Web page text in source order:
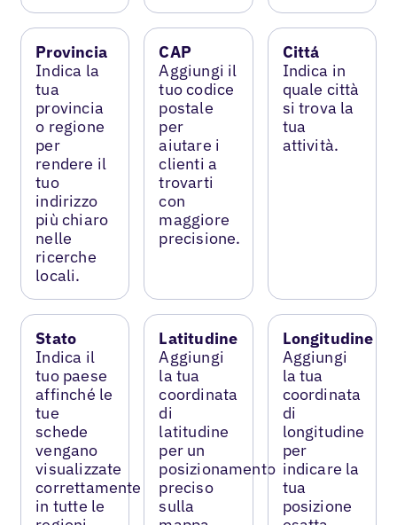
Provincia
Indica la
tua
provincia
o regione
per
rendere il
tuo
indirizzo
più chiaro
nelle
ricerche
locali.
CAP
Aggiungi il
tuo codice
postale
per
aiutare i
clienti a
trovarti
con
maggiore
precisione.
Cittá
Indica in
quale città
si trova la
tua
attività.
Stato
Indica il
tuo paese
affinché le
tue
schede
vengano
visualizzate
correttamente
in tutte le
Latitudine
Aggiungi
la tua
coordinata
di
latitudine
per un
posizionamento
preciso
sulla
Longitudine
Aggiungi
la tua
coordinata
di
longitudine
per
indicare la
tua
posizione